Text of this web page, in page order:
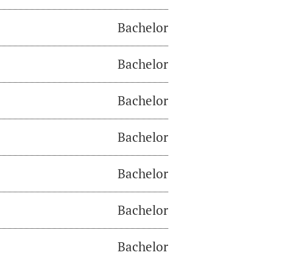
Bachelor
Bachelor
Bachelor
Bachelor
Bachelor
Bachelor
Bachelor